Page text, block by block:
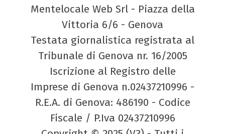
Mentelocale Web Srl - Piazza della
Vittoria 6/6 - Genova
Testata giornalistica registrata al
Tribunale di Genova nr. 16/2005
Iscrizione al Registro delle
Imprese di Genova n.02437210996 -
R.E.A. di Genova: 486190 - Codice
Fiscale / P.Iva 02437210996